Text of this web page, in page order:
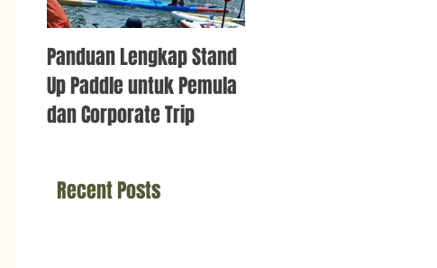
Panduan Lengkap Stand
Up Paddle untuk Pemula
dan Corporate Trip
Recent Posts